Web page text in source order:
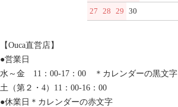
27 28 29 30
【Ouca直営店】
●営業日
水～金 11：00-17：00 ＊カレンダーの黒文字
土（第２・4）11：00-16：00
●休業日＊カレンダーの赤文字